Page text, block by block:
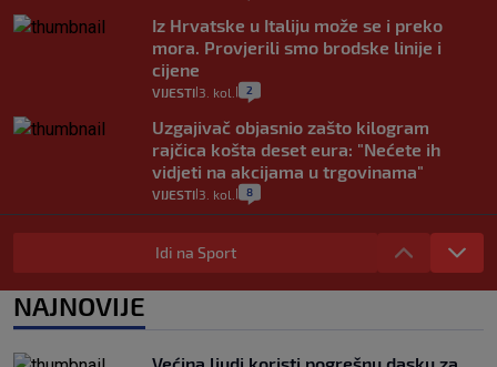
Iz Hrvatske u Italiju može se i preko
mora. Provjerili smo brodske linije i
cijene
VIJESTI 3. kol. 2
Uzgajivač objasnio zašto kilogram
rajčica košta deset eura: "Nećete ih
vidjeti na akcijama u trgovinama"
VIJESTI 3. kol. 8
Selidba je jedno od stresnijih iskustava.
Evo aktualnih cijena i nekoliko savjeta
0
automobilom na Hvar iz Zagreba, a
Idi na Sport
NAJNOVIJE